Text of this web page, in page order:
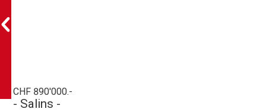
CHF 890'000.-
- Salins -